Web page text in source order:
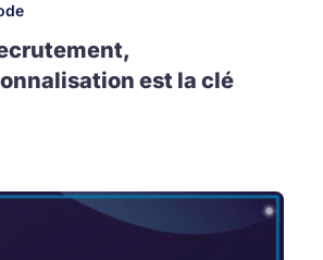
est la clé